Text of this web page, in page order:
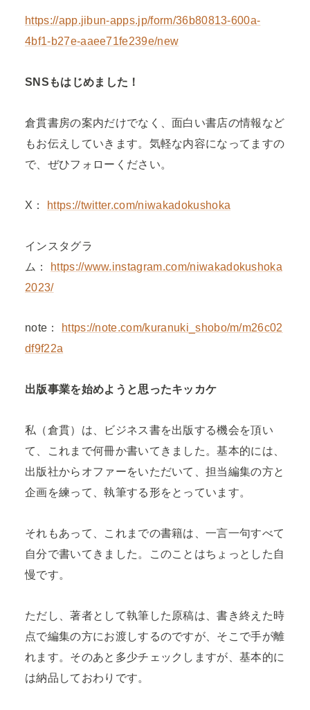
https://app.jibun-apps.jp/form/36b80813-600a-
4bf1-b27e-aaee71fe239e/new
SNSもはじめました！
倉貫書房の案内だけでなく、面白い書店の情報など
もお伝えしていきます。気軽な内容になってますの
で、ぜひフォローください。
X： https://twitter.com/niwakadokushoka
インスタグラ
ム：
https://www.instagram.com/niwakadokushoka
2023/
note：
https://note.com/kuranuki_shobo/m/m26c02
df9f22a
出版事業を始めようと思ったキッカケ
私（倉貫）は、ビジネス書を出版する機会を頂い
て、これまで何冊か書いてきました。基本的には、
出版社からオファーをいただいて、担当編集の方と
企画を練って、執筆する形をとっています。
それもあって、これまでの書籍は、一言一句すべて
自分で書いてきました。このことはちょっとした自
慢です。
ただし、著者として執筆した原稿は、書き終えた時
点で編集の方にお渡しするのですが、そこで手が離
れます。そのあと多少チェックしますが、基本的に
は納品しておわりです。